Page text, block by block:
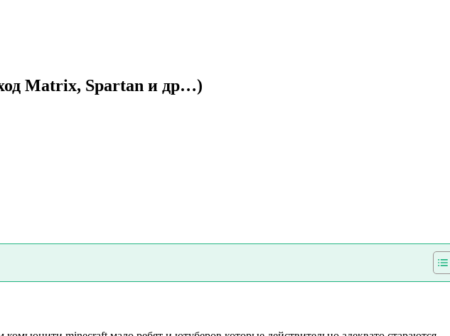
Matrix, Spartan и др…)